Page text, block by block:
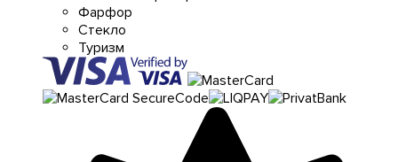
Фарфор
Стекло
Туризм